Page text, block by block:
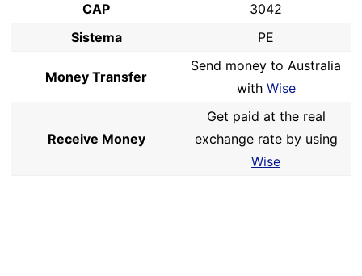
CAP
3042
Sistema
PE
Money Transfer
Send money to Australia
with Wise
Receive Money
Get paid at the real
exchange rate by using
Wise